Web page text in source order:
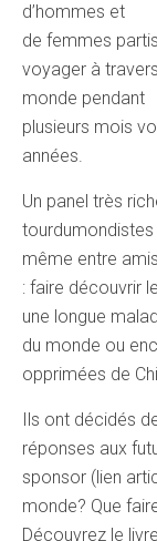
d’hommes et
de femmes partis
voyager à
monde pendant
plusieurs mois
années.
Un panel très
tourdumondistes
même entre
: faire découvrir
une longue
du monde ou
opprimées de
Ils ont décidés
réponses aux
sponsor (lien
monde? Que
Découvrez le